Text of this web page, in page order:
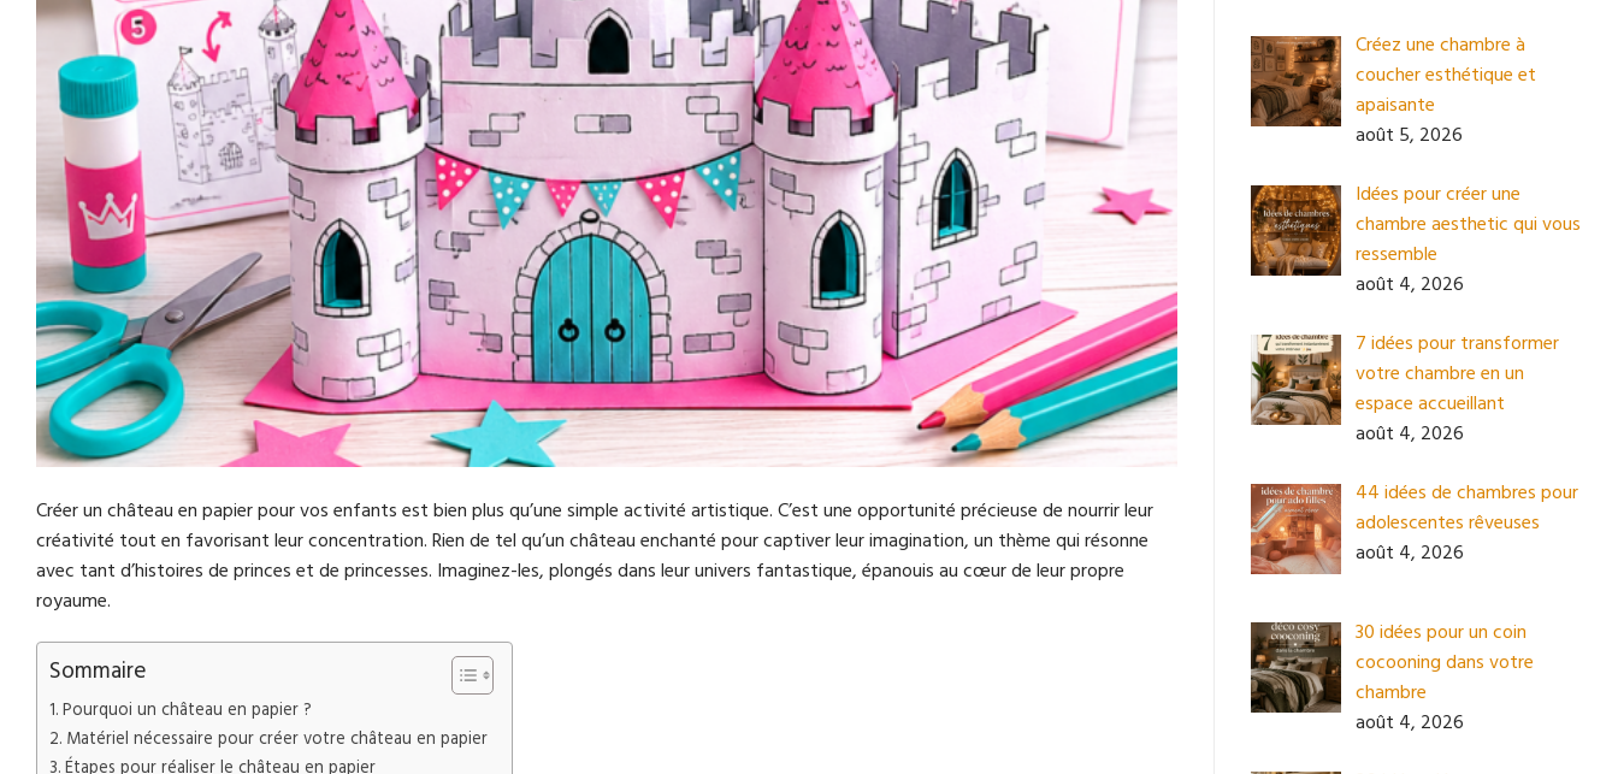
Créer un château en papier pour vos enfants est bien plus qu’une simple activité artistique. C’est une opportunité précieuse de nourrir leur
créativité tout en favorisant leur concentration. Rien de tel qu’un château enchanté pour captiver leur imagination, un thème qui résonne
avec tant d’histoires de princes et de princesses. Imaginez-les, plongés dans leur univers fantastique, épanouis au cœur de leur propre
royaume.
Sommaire
Pourquoi un château en papier ?
Matériel nécessaire pour créer votre château en papier
Étapes pour réaliser le château en papier
Créez une chambre à
coucher esthétique et
apaisante
août 5, 2026
Idées pour créer une
chambre aesthetic qui vous
ressemble
août 4, 2026
7 idées pour transformer
votre chambre en un
espace accueillant
août 4, 2026
44 idées de chambres pour
adolescentes rêveuses
août 4, 2026
30 idées pour un coin
cocooning dans votre
chambre
août 4, 2026